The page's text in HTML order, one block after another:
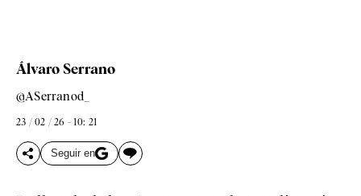
Álvaro Serrano
@ASerranod_
23 / 02 / 26 - 10: 21
Seguir en